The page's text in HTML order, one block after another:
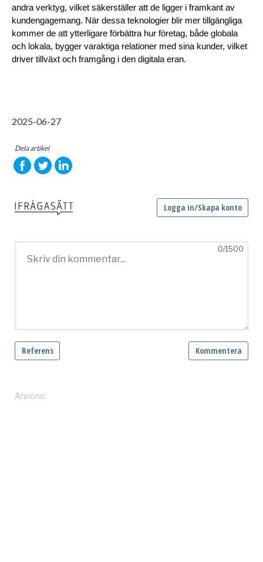
andra verktyg, vilket säkerställer att de ligger i framkant av
kundengagemang. När dessa teknologier blir mer tillgängliga
kommer de att ytterligare förbättra hur företag, både globala
och lokala, bygger varaktiga relationer med sina kunder, vilket
driver tillväxt och framgång i den digitala eran.
2025-06-27
Dela artikel